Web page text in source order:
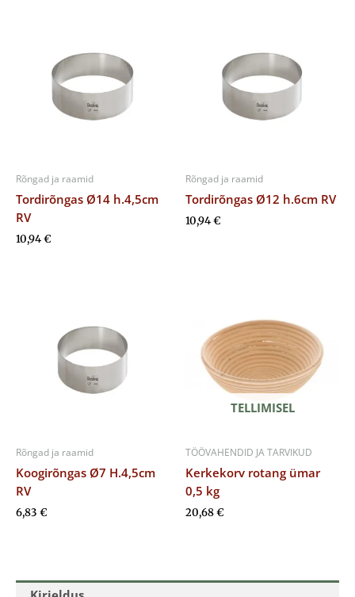
Rõngad ja raamid
Tordirõngas Ø14 h.4,5cm
RV
10,94€
Rõngad ja raamid
Tordirõngas Ø12 h.6cm RV
10,94€
Rõngad ja raamid
Koogirõngas Ø7 H.4,5cm
RV
6,83 €
TELLIMISEL
TÖÖVAHENDID JA TARVIKUD
Kerkekorv rotang ümar
0,5 kg
20,68€